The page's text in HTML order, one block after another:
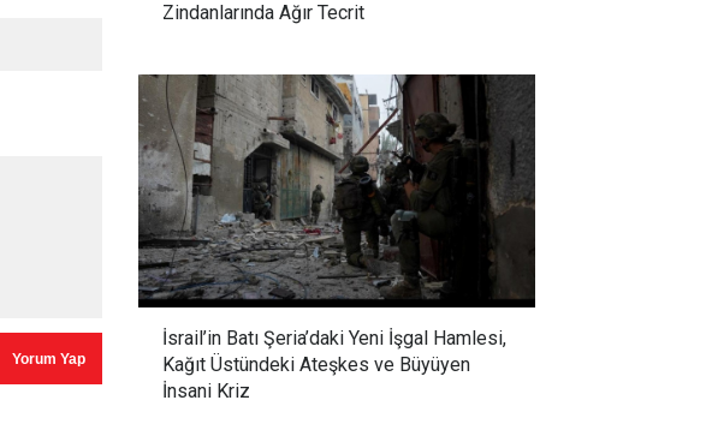
Zindanlarında Ağır Tecrit
İsrail’in Batı Şeria’daki Yeni İşgal Hamlesi,
Kağıt Üstündeki Ateşkes ve Büyüyen
İnsani Kriz